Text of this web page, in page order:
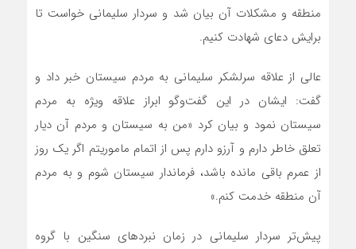
منطقه و مشکلات آن بیان شد و سردار سلیمانی خواست تا
برایش دعای شهادت کنیم.
عالی از علاقه سرلشکر سلیمانی به مردم سیستان خبر داد و
گفت: ایشان در این گفت‌وگو ابراز علاقه ویژه به مردم
سیستان نمود و بیان کرد «من به سیستان و مردم آن دیار
تعلق خاطر دارم و آرزو دارم پس از اتمام ماموریتم اگر یک روز
از عمرم باقی مانده باشد، فرماندار سیستان شوم و به مردم
آن منطقه خدمت کنم.»
پیش‌تر سردار سلیمانی در زمان نبردهای سنگین با گروه